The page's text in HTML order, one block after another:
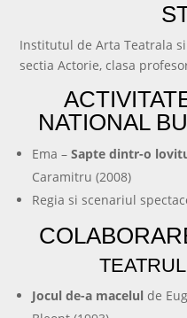
Institutul de Arta Teatrala
sectia Actorie, clasa
NATIONAL
Ema –Sapte dintr-o
Caramitru (2008)
Regia si scenariul
Jocul de-a macelul de